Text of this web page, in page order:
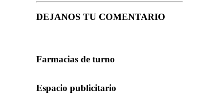
DEJANOS TU COMENTARIO
Farmacias de turno
Espacio publicitario